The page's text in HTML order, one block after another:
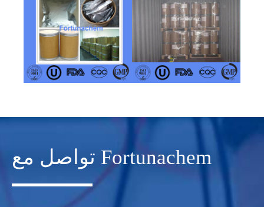
تواصل مع Fortunachem